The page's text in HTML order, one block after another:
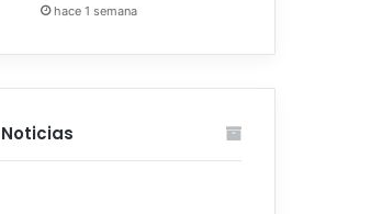
hace 1 semana